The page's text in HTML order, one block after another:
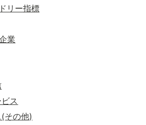
リー指標
業
ス
その他)